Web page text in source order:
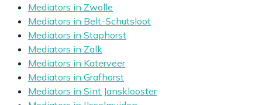
Mediators in Zwolle
Mediators in Belt-Schutsloot
Mediators in Staphorst
Mediators in Zalk
Mediators in Katerveer
Mediators in Grafhorst
Mediators in Sint Jansklooster